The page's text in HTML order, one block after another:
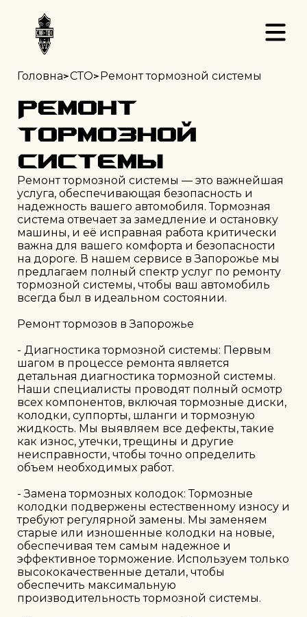
Головна>СТО>Ремонт тормозной системы
Ремонт
тормозной
системы
Ремонт тормозной системы — это важнейшая
услуга, обеспечивающая безопасность и
надежность вашего автомобиля. Тормозная
система отвечает за замедление и остановку
машины, и её исправная работа критически
важна для вашего комфорта и безопасности
на дороге. В нашем сервисе в Запорожье мы
предлагаем полный спектр услуг по ремонту
тормозной системы, чтобы ваш автомобиль
всегда был в идеальном состоянии.
Ремонт тормозов в Запорожье
- Диагностика тормозной системы: Первым
шагом в процессе ремонта является
детальная диагностика тормозной системы.
Наши специалисты проводят полный осмотр
всех компонентов, включая тормозные диски,
колодки, суппорты, шланги и тормозную
жидкость. Мы выявляем все дефекты, такие
как износ, утечки, трещины и другие
неисправности, чтобы точно определить
объем необходимых работ.
- Замена тормозных колодок: Тормозные
колодки подвержены естественному износу и
требуют регулярной замены. Мы заменяем
старые или изношенные колодки на новые,
обеспечивая тем самым надежное и
эффективное торможение. Используем только
высококачественные детали, чтобы
обеспечить максимальную
производительность тормозной системы.